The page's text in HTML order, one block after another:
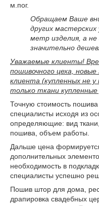
м.пог.
Обращаем Ваше
других
метр изделия, а не
значительно
Уважаемые клиенты!
пошивочного цеха,
клиента (купленных не
только ткани купленные
Точную стоимость
специалисты исходя из
определяющие: вид
пошива, объем работы.
Дальше цена
дополнительных
необходимость в
специалисты успешно
Пошив штор для дома,
драпировка свадебных